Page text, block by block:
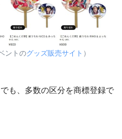
ントのグッズ販売サイト ）
も、多数の区分を商標登録で